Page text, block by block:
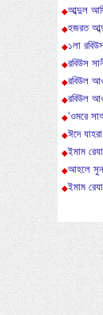
আব্দুল
হজরত
১লা
রবিউস
রবিউল
রবিউল
‘ওমরে
ঈদে
ইমাম
আহলে
ইমাম